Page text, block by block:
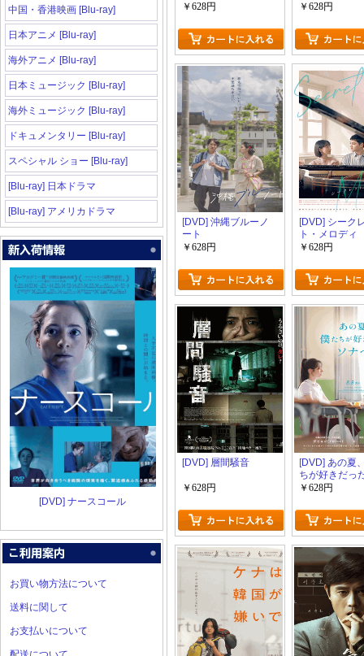
中国・香港映画 [Blu-ray]
日本アニメ [Blu-ray]
海外アニメ [Blu-ray]
日本ミュージック [Blu-ray]
海外ミュージック [Blu-ray]
ドキュメンタリー [Blu-ray]
スペシャル ショー [Blu-ray]
[Blu-ray] 日本ドラマ
[Blu-ray] アメリカドラマ
[DVD] ナースコール
お買い物方法について
送料に関して
お支払いについて
￥628円
￥628円
[DVD] 沖縄ブルーノ
ート
￥628円
[DVD] シーク
ト・メロディ
￥628円
[DVD] 層間騒音
￥628円
[DVD] あの夏
ちが好きだっ
へ
￥628円